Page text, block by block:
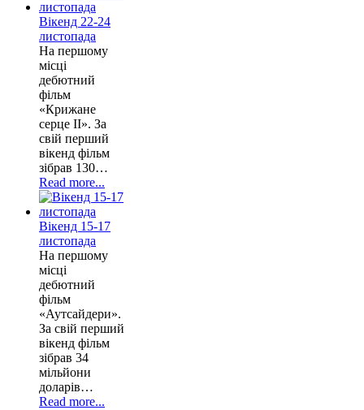
Вікенд 22-24
листопада
На першому
місці
дебютний
фільм
«Крижане
серце II». За
свій перший
вікенд фільм
зібрав 130…
Read more...
Вікенд 15-17
листопада
На першому
місці
дебютний
фільм
«Аутсайдери».
За свій перший
вікенд фільм
зібрав 34
мільйони
доларів…
Read more...